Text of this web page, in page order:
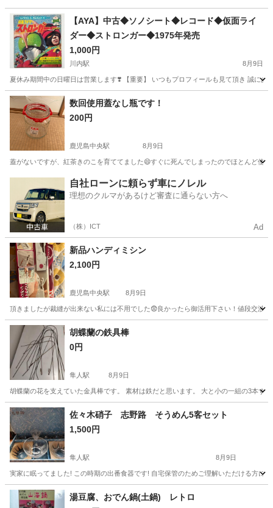
【AYA】中古◆ソノシート◆レコード◆仮面ライ
ダー◆ストロンガー◆1975年発売
1,000円
川内駅 8月9日
夏休み期間中の日曜日は営業します❣️ 【重要】 いつもプロフィールも見て頂き 誠に
鹿児島 薩摩川内市 川内駅 その他
数回使用蓋なし瓶です！
200円
鹿児島中央駅 8月9日
蓋がないですが、紅茶きのこを育ててました😄すぐに死んでしまったのでほとんど使っ
鹿児島市 鹿児島中央駅 調理器具
自社ローンに頼らず車にノレル
理想のクルマがあるけど審査に通らない方へ
（株）ICT Ad
新品ハンディミシン
2,100円
鹿児島中央駅 8月9日
頂きましたが裁縫が出来ない私には不用でした😨良かったら御活用下さい！値段交渉
鹿児島 鹿児島市 鹿児島中央駅
胡蝶蘭の鉄具棒
0円
隼人駅 8月9日
胡蝶蘭の花を支えていた金具棒です。 素材は鉄だと思います。 大と小の一組の3本ず
鹿児島 霧島市 隼人駅 洗濯用品 胡蝶蘭
佐々木硝子 志野路 そうめん5客セット
1,500円
隼人駅 8月9日
実家に眠ってました! この時期の出番食器です! 自宅保管のためご理解いただける方に
鹿児島 霧島市 隼人駅 食器 そうめん
湯豆腐、おでん鍋(土鍋) レトロ